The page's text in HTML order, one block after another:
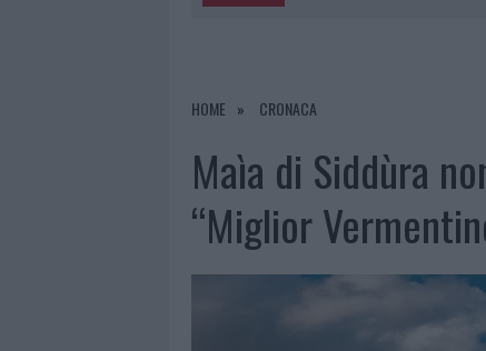
7 AGOSTO 2026
|
HOME CRONACA
Maìa di Siddùra
“Miglior